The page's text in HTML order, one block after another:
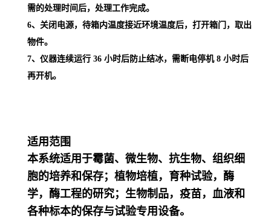
需的处理时间后，处理工作完成。
6、关闭电源，待箱内温度接近环境温度后，打开箱门，取出
物件。
7、仪器连续运行 36 小时后防止结冰，需断电停机 8 小时后
再开机。
适用范围
本系统适用于霉菌、微生物、抗生物、组织细
胞的培养和保存；植物培植，育种试验，酶
学，酶工程的研究；生物制品，疫苗，血液和
各种标本的保存与试验专用设备。